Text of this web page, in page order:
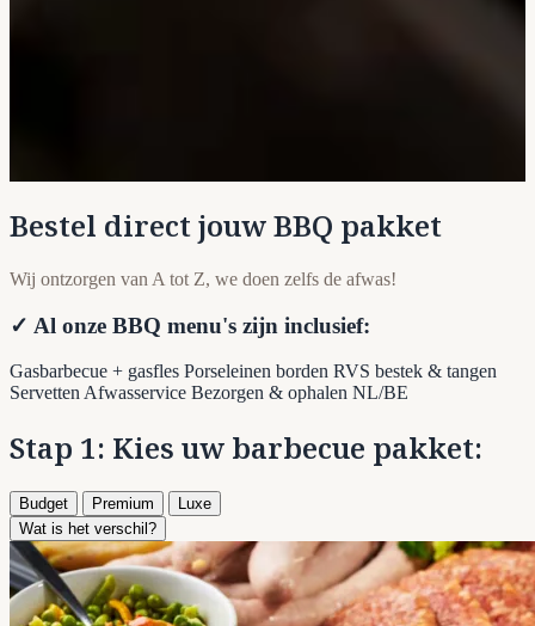
Bestel direct jouw BBQ pakket
Wij ontzorgen van A tot Z, we doen zelfs de afwas!
✓ Al onze BBQ menu's zijn inclusief:
Gasbarbecue + gasfles Porseleinen borden RVS bestek & tangen
ServettenAfwasservice Bezorgen & ophalen NL/BE
Stap 1: Kies uw barbecue pakket:
Budget Premium
Luxe
Wat is het verschil?